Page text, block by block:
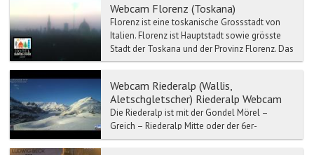
Webcam Florenz (Toskana)
Florenz ist eine toskanische Grossstadt von
Italien. Florenz ist Hauptstadt sowie grösste
Stadt der Toskana und der Provinz Florenz. Das
historisch...
Webcam Riederalp (Wallis,
Aletschgletscher) Riederalp Webcam
Die Riederalp ist mit der Gondel Mörel –
Greich – Riederalp Mitte oder der 6er-
Gondelbahn Mörel – Ried-Mörel – Riederalp